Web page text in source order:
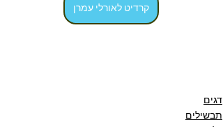
קרדיט לאורלי עמרן
דגים
תבשילים